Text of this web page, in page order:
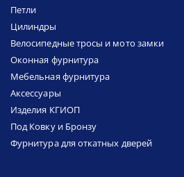
Петли
Цилиндры
Велосипедные тросы и мото замки
Оконная фурнитура
Мебельная фурнитура
Аксессуары
Изделия КГИОП
Под Ковку и Бронзу
Фурнитура для откатных дверей